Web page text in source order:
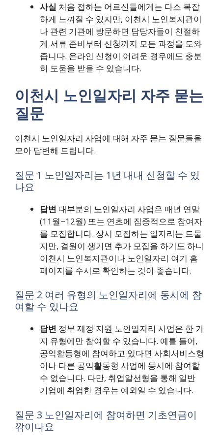
사실 처음 접하는 어르신들에게는 다소 복잡
하게 느껴질 수 있지만, 이천시 노인복지관이
나 관련 기관에 방문하면 담당자들이 친절하
게 서류 준비부터 신청까지 모든 과정을 도와
줍니다. 온라인 신청이 어려운 경우에도 충분
히 도움을 받을 수 있습니다.
이천시 노인일자리 자주 묻는
질문
이천시 노인일자리 사업에 대해 자주 묻는 질문들을
모아 답변해 드립니다.
질문 1 노인일자리는 1년 내내 신청할 수 있
나요
답변 대부분의 노인일자리 사업은 매년 연말
(11월~12월) 또는 연초에 집중적으로 참여자
를 모집합니다. 상시 모집하는 일자리는 드물
지만, 결원이 생기면 추가 모집을 하기도 하니
이천시 노인복지관이나 노인일자리 여기 홈
페이지를 수시로 확인하는 것이 좋습니다.
질문 2 여러 유형의 노인일자리에 동시에 참
여할 수 있나요
답변 정부 재정 지원 노인일자리 사업은 한 가
지 유형에만 참여할 수 있습니다. 예를 들어,
공익활동형에 참여하고 있다면 사회서비스형
이나 다른 공익활동형 사업에 동시에 참여할
수 없습니다. 다만, 취업알선형을 통해 일반
기업에 취업한 경우는 예외일 수 있습니다.
질문 3 노인일자리에 참여하면 기초연금이
깎이나요